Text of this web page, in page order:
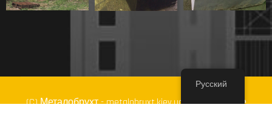
(C) Металобрухт - metalobruxt.kiev.uaПредприятие
Русский